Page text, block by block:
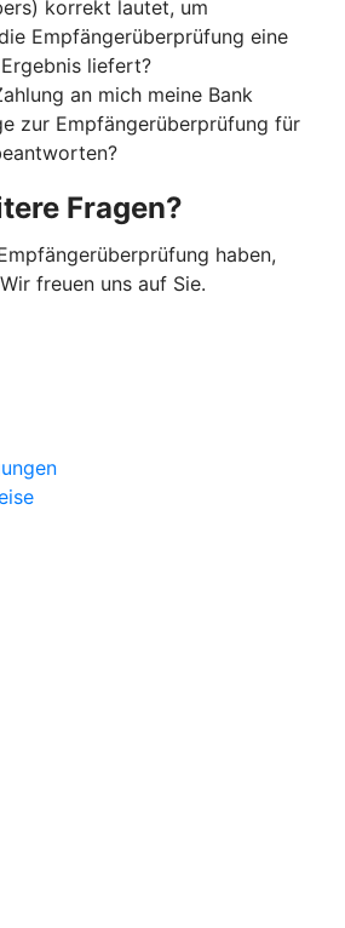
korrekt lautet, um
Empfängerüberprüfung eine
liefert?
an mich meine Bank
zur Empfängerüberprüfung für
Fragen?
haben,
freuen uns auf Sie.